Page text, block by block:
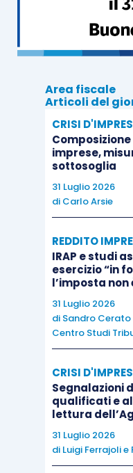
Con riferimento
conferma che, ai
comma 1, D.P.R.
i soggetti che
Iva (per cui
corso del 2019)
Nella circolare 19/
precisato che,
essere osservato
annotazione nei
dichiarazione
Permane, invece,
giornale e nelle
semplificata
operazioni
documentazione
ordine cronologico
utili ad identificarle.
Area fiscale
Articoli del
CRISI
imprese,
sottosoglia
31 Luglio 2026
di Carlo Arsie
REDDITO
IRAP e studi
esercizio “in
l’imposta non
31 Luglio 2026
di Sandro
Centro Studi
CRISI
Segnalazioni
qualificati e
lettura
31 Luglio 2026
di Luigi Ferrajolie